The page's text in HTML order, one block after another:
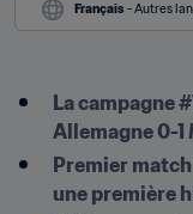
Français - Autres
La campagne
Allemagne 0-1
Premier
une première